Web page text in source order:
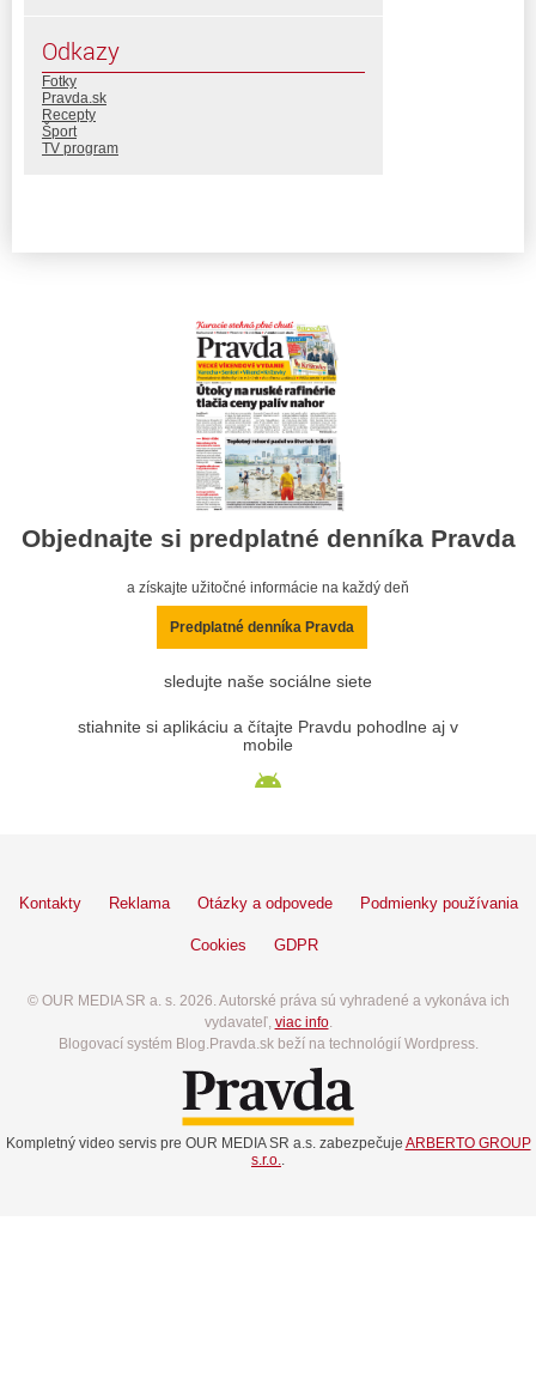
Odkazy
Fotky
Pravda.sk
Recepty
Šport
TV program
Objednajte si predplatné denníka Pravda
a získajte užitočné informácie na každý deň
Predplatné denníka Pravda
sledujte naše sociálne siete
stiahnite si aplikáciu a čítajte Pravdu pohodlne aj v
mobile
Kontakty Reklama Otázky a odpovede Podmienky používania
Cookies GDPR
© OUR MEDIA SR a. s. 2026. Autorské práva sú vyhradené a vykonáva ich
vydavateľ, viac info.
Blogovací systém Blog.Pravda.sk beží na technológií Wordpress.
Kompletný video servis pre OUR MEDIA SR a.s. zabezpečuje ARBERTO GROUP
s.r.o..